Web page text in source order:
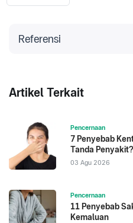
Referensi
Cleveland Clinic.
Physicians of Canada.
constipation during
Cleveland Clinic. Diakses
Artikel Terkait
Pencernaan
7 Penyebab
Tanda Penyakit?
03 Agu 2026
Pencernaan
11 Penyebab
Kemaluan